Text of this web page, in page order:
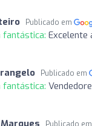
Publicado em
fantástica: Excelente
Publicado em
fantástica:
Publicado em